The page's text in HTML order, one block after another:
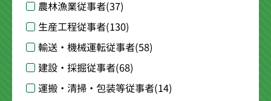
農林漁業従事者(37)
生産工程従事者(130)
輸送・機械運転従事者(58)
建設・採掘従事者(68)
運搬・清掃・包装等従事者(14)